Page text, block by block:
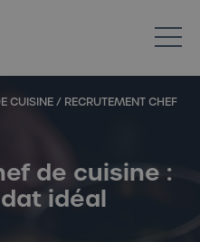
humaines dans l’Horeca
CUISINE/ RECRUTEMENT CHEF
de cuisine :
idéal